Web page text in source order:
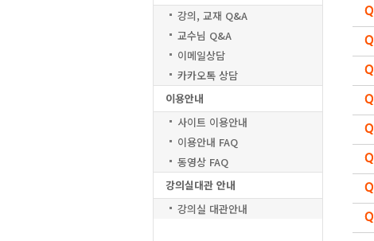
강의, 교재 Q&A
교수님 Q&A
이메일상담
카카오톡 상담
이용안내
사이트 이용안내
이용안내 FAQ
동영상 FAQ
강의실대관 안내
강의실 대관안내